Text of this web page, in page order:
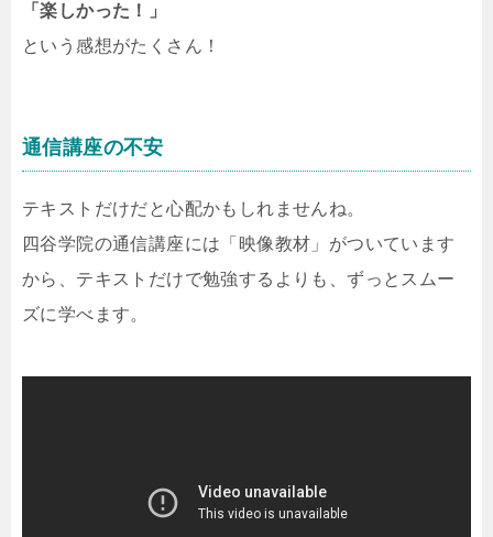
「楽しかった！」
という感想がたくさん！
通信講座の不安
テキストだけだと心配かもしれませんね。
四谷学院の通信講座には「映像教材」がついています
から、テキストだけで勉強するよりも、ずっとスムー
ズに学べます。